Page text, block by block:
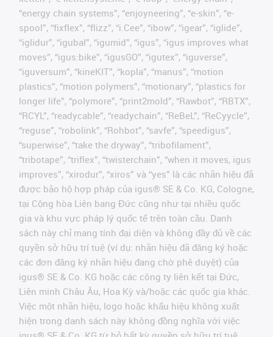
“energy chain systems”, “enjoyneering”, “e-skin”, “e-
spool”, “fixflex”, “flizz”, “i.Cee”, “ibow”, “igear”, “iglide”,
“iglidur”, “igubal”, “igumid”, “igus”, “igus improves what
moves”, “igus:bike”, “igusGO”, “igutex”, “iguverse”,
“iguversum”, “kineKIT”, “kopla”, “manus”, “motion
plastics”, “motion polymers”, “motionary”, “plastics for
longer life”, “polymore”, “print2mold”, “Rawbot”, “RBTX”,
“RCYL”, “readycable”, “readychain”, “ReBeL”, “ReCyycle”,
“reguse”, “robolink”, “Rohbot”, “savfe”, “speedigus”,
“superwise”, “take the dryway”, “tribofilament”,
“tribotape”, “triflex”, “twisterchain”, “when it moves, igus
improves”, “xirodur”, “xiros” và “yes” là các nhãn hiệu đã
được bảo hộ hợp pháp của igus® SE & Co. KG, Cologne,
tại Cộng hòa Liên bang Đức cũng như tại nhiều quốc
gia và khu vực pháp lý quốc tế trên toàn cầu. Danh
sách này chỉ mang tính đại diện và không đầy đủ về các
quyền sở hữu trí tuệ (ví dụ: nhãn hiệu đã đăng ký hoặc
các đơn đăng ký nhãn hiệu đang chờ phê duyệt) của
igus® SE & Co. KG hoặc các công ty liên kết tại Đức,
Liên minh Châu Âu, Hoa Kỳ và/hoặc các quốc gia khác.
Việc một nhãn hiệu, logo hoặc khẩu hiệu không xuất
hiện trong danh sách này không đồng nghĩa với việc